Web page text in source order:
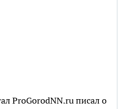
ProGorodNN.ru писал о